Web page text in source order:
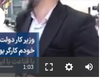
available
1:03